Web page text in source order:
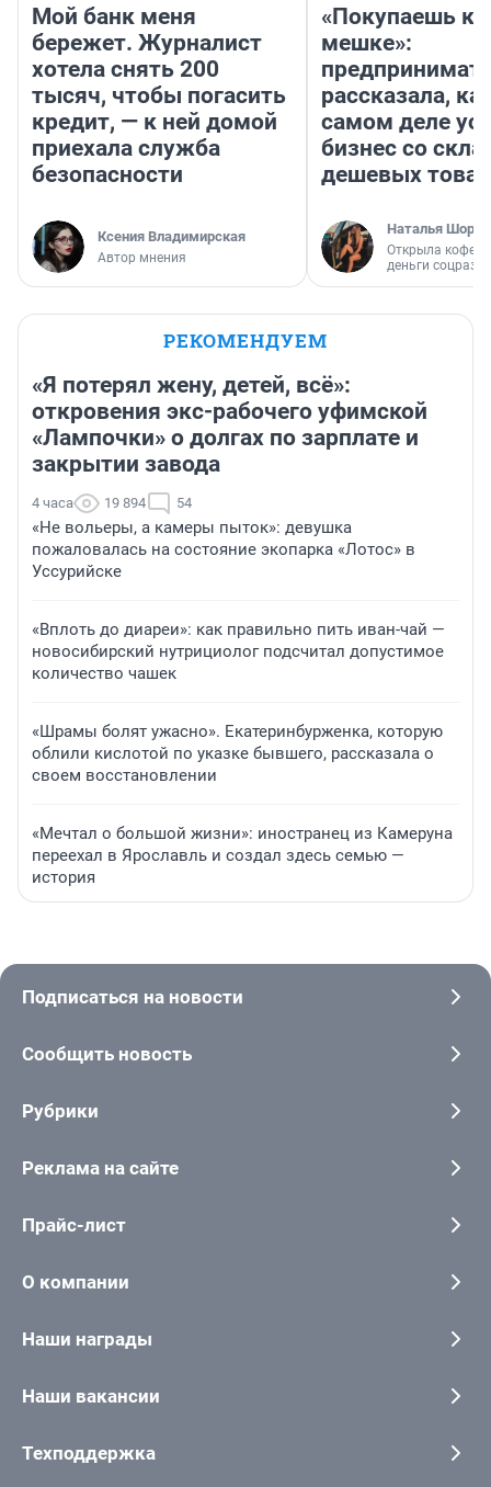
Мой банк меня
бережет. Журналист
хотела снять 200
тысяч, чтобы погасить
кредит, — к ней домой
приехала служба
безопасности
Ксения Владимирская
Автор мнения
«Покупаешь
мешке»:
рассказала,
самом деле
бизнес со
дешевых
Наталья
Открыла
деньги
РЕКОМЕНДУЕМ
«Я потерял жену, детей, всё»:
откровения экс-рабочего уфимской
«Лампочки» о долгах по зарплате и
закрытии завода
4 часа 19 894 54
«Не вольеры, а камеры пыток»: девушка
пожаловалась на состояние экопарка «Лотос» в
Уссурийске
«Вплоть до диареи»: как правильно пить иван-чай —
новосибирский нутрициолог подсчитал допустимое
количество чашек
«Шрамы болят ужасно». Екатеринбурженка, которую
облили кислотой по указке бывшего, рассказала о
своем восстановлении
«Мечтал о большой жизни»: иностранец из Камеруна
переехал в Ярославль и создал здесь семью —
история
Подписаться на новости
Сообщить новость
Рубрики
Реклама на сайте
Прайс-лист
О компании
Наши награды
Наши вакансии
Техподдержка